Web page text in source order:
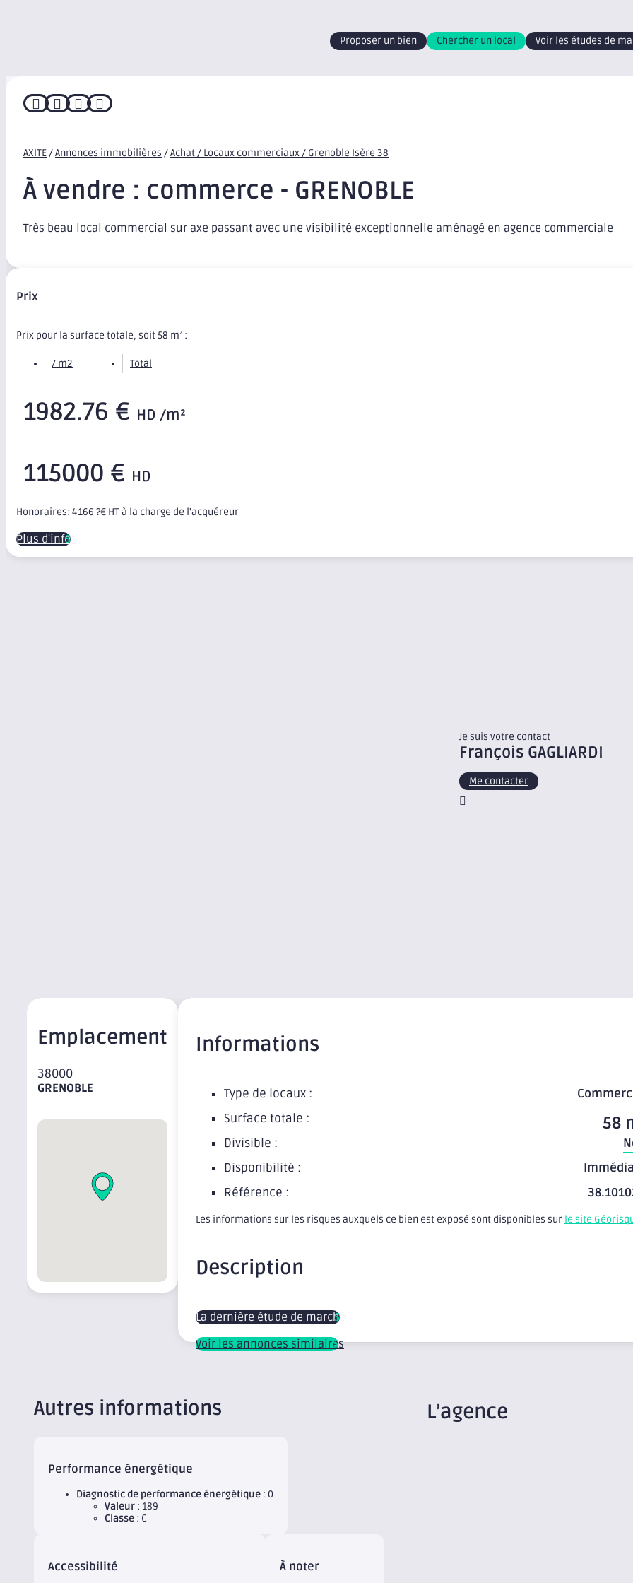
Proposer un bien Chercher un local Voir les études de
   
AXITE/Annonces immobilières /Achat / Locaux commerciaux / Grenoble Isère 38
À vendre : commerce - GRENOBLE
Très beau local commercial sur axe passant avec une visibilité exceptionnelle aménagé en agence commerciale
Prix
Prix pour la surface totale, soit 58 m2 :
/ m2 Total
1982.76 € HD /m²
115000 € HD
Honoraires: 4166 ?€ HT à la charge de l'acquéreur
Plus d'infos
Je suis votre contact
François GAGLIARDI
Me contacter
Emplacement
38000
GRENOBLE
Informations
Type de locaux :
Surface totale :
58
Divisible :
Disponibilité :
Référence :
Les informations sur les risques auxquels ce bien est exposé sont disponibles sur le site
Description
La dernière étude de marché
Voir les annonces similaires
Autres informations
Performance énergétique
Diagnostic de performance énergétique : 0
Valeur : 189
Classe : C
Accessibilité À noter
L’agence